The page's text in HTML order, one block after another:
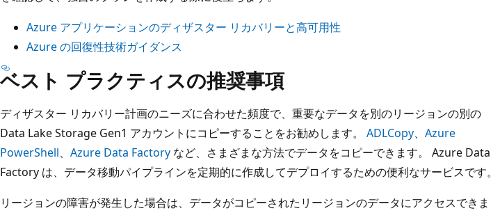
Azure アプリケーションのディザスター リカバリーと高可用性
Azure の回復性技術ガイダンス
ベスト プラクティスの推奨事項
ディザスター リカバリー計画のニーズに合わせた頻度で、重要なデータを別のリージョンの別の
Data Lake Storage Gen1 アカウントにコピーすることをお勧めします。 ADLCopy、 Azure
PowerShell、 Azure Data Factory など、さまざまな方法でデータをコピーできます。 Azure Data
Factory は、データ移動パイプラインを定期的に作成してデプロイするための便利なサービスです。
リージョンの障害が発生した場合は、データがコピーされたリージョンのデータにアクセスできま